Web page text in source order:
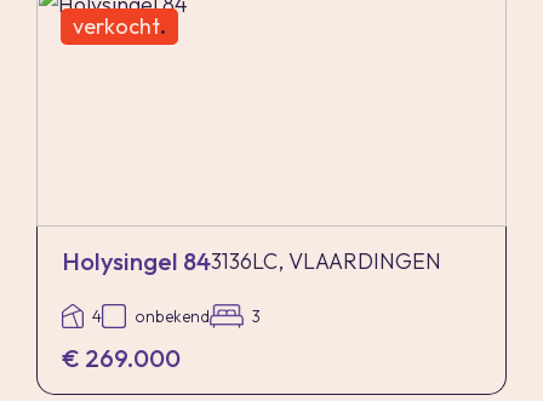
verkocht.
Holysingel 843136LC, VLAARDINGEN
4 onbekend 3
€ 269.000